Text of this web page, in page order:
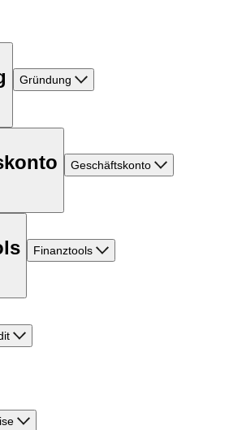
Gründung
Geschäftskonto
Finanztools